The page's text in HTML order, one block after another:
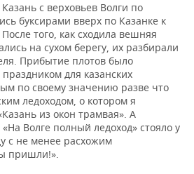
с верховьев Волги по
буксирами вверх по Казанке к
того, как сходила вешняя
на сухом берегу, их разбирали
Прибытие плотов было
для казанских
по своему значению разве что
ледоходом, о котором я
из окон трамвая». А
Волге полный ледоход» стояло у
с не менее расхожим
пришли!».